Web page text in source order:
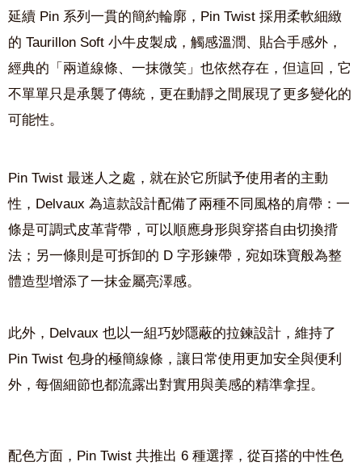
延續 Pin 系列一貫的簡約輪廓，Pin Twist 採用柔軟細緻
的 Taurillon Soft 小牛皮製成，觸感溫潤、貼合手感外，
經典的「兩道線條、一抹微笑」也依然存在，但這回，它
不單單只是承襲了傳統，更在動靜之間展現了更多變化的
可能性。
Pin Twist 最迷人之處，就在於它所賦予使用者的主動
性，Delvaux 為這款設計配備了兩種不同風格的肩帶：一
條是可調式皮革背帶，可以順應身形與穿搭自由切換揹
法；另一條則是可拆卸的 D 字形鍊帶，宛如珠寶般為整
體造型增添了一抹金屬亮澤感。
此外，Delvaux 也以一組巧妙隱蔽的拉鍊設計，維持了
Pin Twist 包身的極簡線條，讓日常使用更加安全與便利
外，每個細節也都流露出對實用與美感的精準拿捏。
配色方面，Pin Twist 共推出 6 種選擇，從百搭的中性色